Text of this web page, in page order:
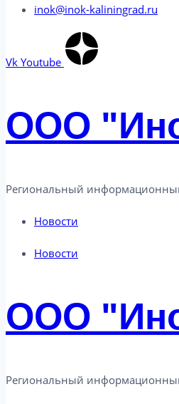
inok@inok-kaliningrad.ru
Vk Youtube
ООО
Региональный
Новости
Новости
ООО
Региональный